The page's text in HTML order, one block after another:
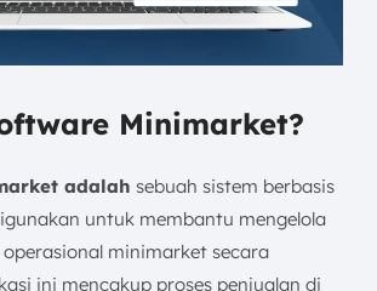
Minimarket?
adalah sebuah sistem berbasis
untuk membantu mengelola
minimarket secara
ini mencakup proses penjualan di